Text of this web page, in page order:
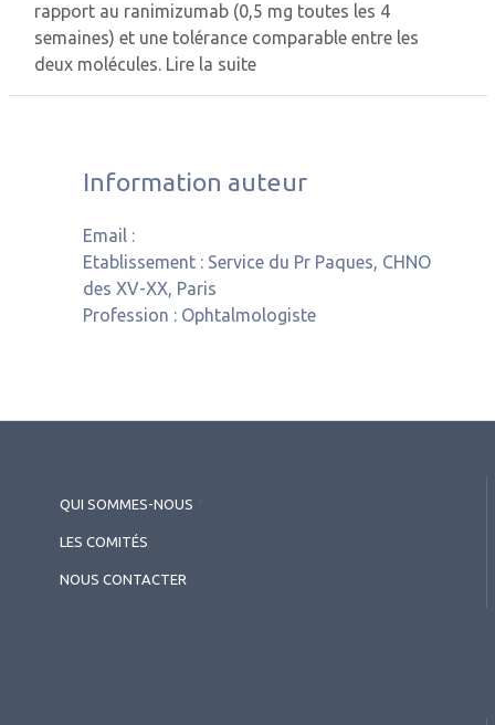
rapport au ranimizumab (0,5 mg toutes les 4
semaines) et une tolérance comparable entre les
deux molécules. Lire la suite
Information auteur
Email :
Etablissement : Service du Pr Paques, CHNO
des XV-XX, Paris
Profession : Ophtalmologiste
QUI SOMMES-NOUS
LES COMITÉS
NOUS CONTACTER